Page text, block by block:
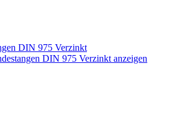
DIN 975 Verzinkt
DIN 975 Verzinkt anzeigen